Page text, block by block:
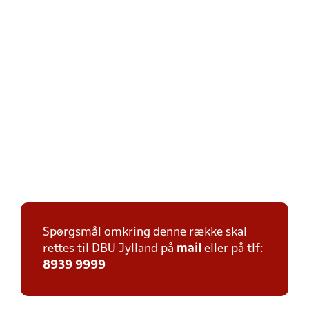
Spørgsmål omkring denne række skal
rettes til DBU Jylland på mail eller på tlf:
8939 9999